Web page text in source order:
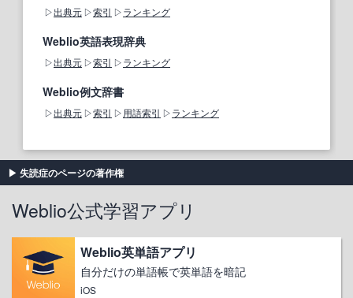
出典元 索引 ランキング
Weblio英語表現辞典
出典元 索引 ランキング
Weblio例文辞書
出典元 索引 用語索引 ランキング
失読症のページの著作権
Weblio公式学習アプリ
Weblio英単語アプリ
自分だけの単語帳で英単語を暗記
iOS